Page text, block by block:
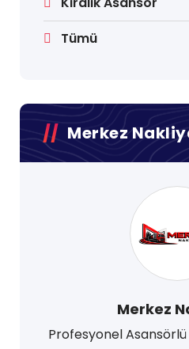
Tümü
Merkez
Merkez
Profesyonel